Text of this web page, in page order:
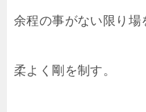
余程の事がない限り場
柔よく剛を制す。